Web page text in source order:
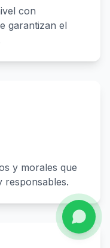
con
garantizan el
y morales que
responsables.